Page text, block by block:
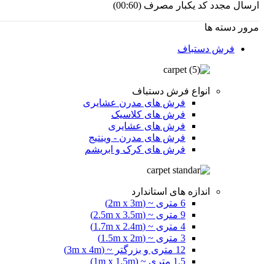
ارسال مجدد کد یکبار مصرف (00:
60
)
مرور دسته ها
فرش دستباف
انواع فرش دستباف
فرش های مدرن عشایری
فرش های کلاسیک
فرش های عشایری
فرش های مدرن - وینتیج
فرش های کرک و ابریشم
اندازه های استاندارد
6 متری ~ (2m x 3m)
9 متری ~ (2.5m x 3.5m)
4 متری ~ (1.7m x 2.4m)
3 متری ~ (1.5m x 2m)
12 متری و بزرگتر ~ (3m x 4m)
1.5 متری ~ (1m x 1.5m)